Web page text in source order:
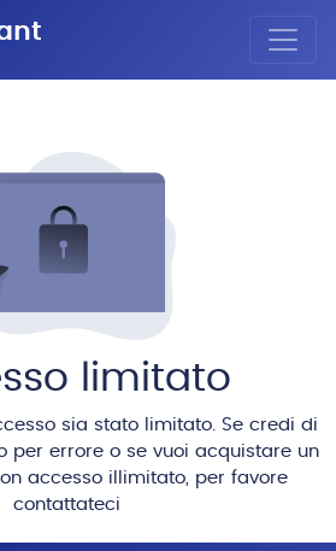
limitato
sia stato limitato. Se credi di
per errore o se vuoi acquistare un
accesso illimitato, per favore
contattateci